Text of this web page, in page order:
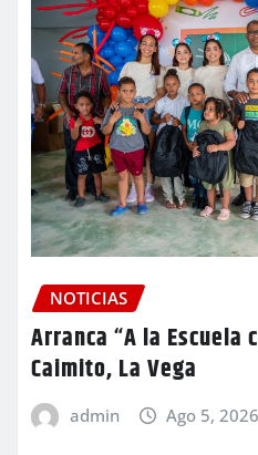
NOTICIAS
Arranca “A la Escuela
Caimito, La Vega
admin Ago 5, 2026